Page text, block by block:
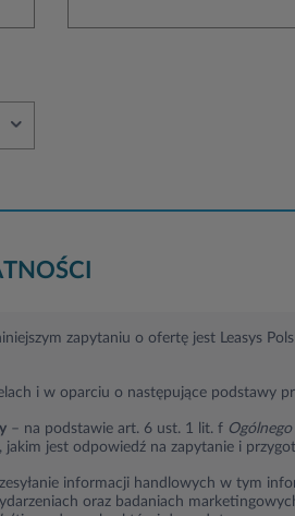
zapytaniu o ofertę jest Leasys
i w oparciu o następujące podstawy
– na podstawie art. 6 ust. 1 lit. f
jakim jest odpowiedź na zapytanie i
informacji handlowych w tym
oraz badaniach